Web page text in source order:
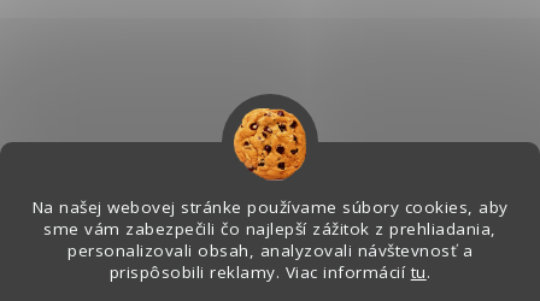
Na našej webovej stránke používame súbory cookies, aby
sme vám zabezpečili čo najlepší zážitok z prehliadania,
personalizovali obsah, analyzovali návštevnosť a
prispôsobili reklamy. Viac informácií tu.
Sledovať na Instagrame